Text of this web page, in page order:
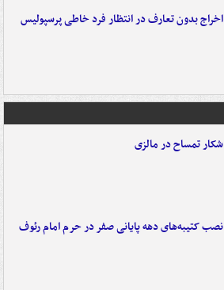
اخراج بدون تعارف در انتظار فرد خاطی پرسپولیس
شکار تمساح در مالزی
نصب کتیبه‌های دهه پایانی صفر در حرم امام رئوف